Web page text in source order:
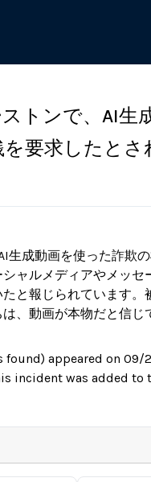
トンで、AI生
要求したとさ
生成動画を使った詐欺
ャルメディアやメッセ
と報じられています。
、動画が本物だと信じ
appeared on 09/
incident was added to